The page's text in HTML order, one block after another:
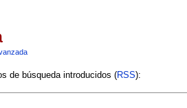
de búsqueda introducidos (RSS):